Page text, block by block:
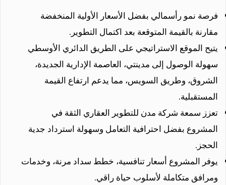
فرصة نمو رأسمالي بفضل الأسعار الأولية المنخفضة
مقارنة بالقيمة المتوقعة بعد اكتمال التطوير.
يتيح الموقع الاستراتيجي على الطريق الدائري الأوسطي
سهولة الوصول إلى مدينتي، العاصمة الإدارية الجديدة،
الشروق، وطريق السويس، مما يدعم ارتفاع القيمة
المستقبلية.
تعزز سمعة شركة مدن للتطوير العقاري الثقة في
المشروع بفضل احترافية التعامل وسهولة استرداد جدية
الحجز.
يوفر المشروع أسعار تنافسية، خطط سداد مرنة، وخدمات
ومرافق متكاملة لأسلوب حياة راقي.